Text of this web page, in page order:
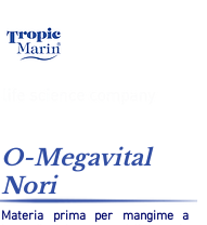
O-Megavital
Nori
Materia prima per mangime a